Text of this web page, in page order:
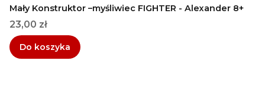
Mały Konstruktor –myśliwiec FIGHTER - Alexander 8+
Cena
23,00 zł
Do koszyka